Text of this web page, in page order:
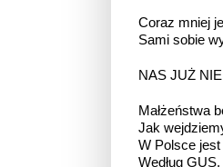
Coraz mniej
Sami sobie
NAS JUŻ
Małżeństwa
Jak
W Polsce jest
Według